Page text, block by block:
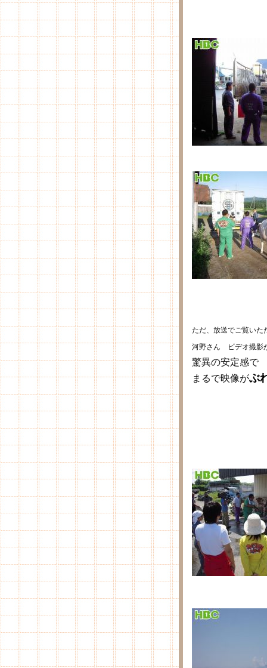
ただ、放送でご覧いた
河野さん ビデオ撮影
驚異の安定感で
まるで映像がぶ